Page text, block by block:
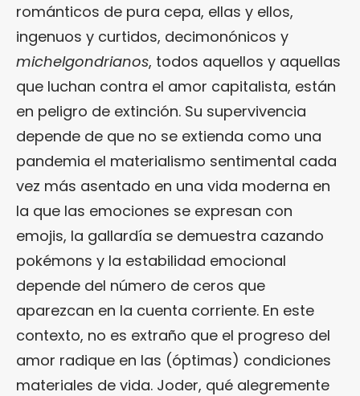
románticos de pura cepa, ellas y ellos,
ingenuos y curtidos, decimonónicos y
michelgondrianos, todos aquellos y aquellas
que luchan contra el amor capitalista, están
en peligro de extinción. Su supervivencia
depende de que no se extienda como una
pandemia el materialismo sentimental cada
vez más asentado en una vida moderna en
la que las emociones se expresan con
emojis, la gallardía se demuestra cazando
pokémons y la estabilidad emocional
depende del número de ceros que
aparezcan en la cuenta corriente. En este
contexto, no es extraño que el progreso del
amor radique en las (óptimas) condiciones
materiales de vida. Joder, qué alegremente